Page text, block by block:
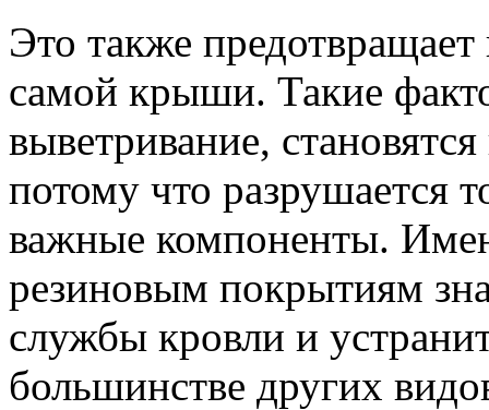
Это также
самой крыши. Такие
выветривание,
потому что разрушается
важные компоненты.
резиновым покрытиям
службы кровли и
большинстве других